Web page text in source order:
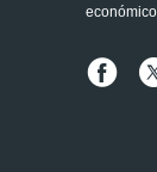
económico